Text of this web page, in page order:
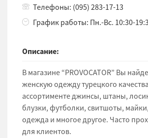
Телефоны: (095) 283-17-13
График работы: Пн.-Вс. 10:30-
Описание:
В магазине “PROVOCATOR” Вы
женскую одежду турецкого
ассортименте джинсы, штаны,
блузки, футболки, свитшоты,
одежда и многое другое. Часто
для клиентов.